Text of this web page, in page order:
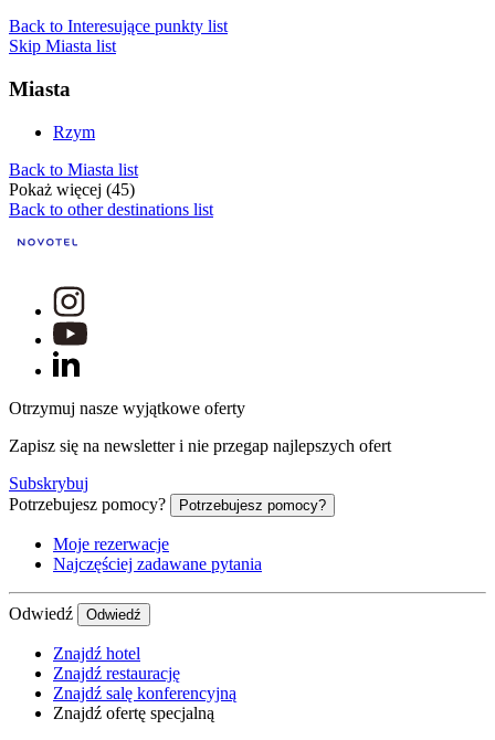
Back to Interesujące punkty list
Skip Miasta list
Miasta
Rzym
Back to Miasta list
Pokaż więcej (45)
Back to other destinations list
Otrzymuj nasze wyjątkowe oferty
Zapisz się na newsletter i nie przegap najlepszych ofert
Subskrybuj
Potrzebujesz pomocy?
Potrzebujesz pomocy?
Moje rezerwacje
Najczęściej zadawane pytania
Odwiedź Odwiedź
Znajdź hotel
Znajdź restaurację
Znajdź salę konferencyjną
Znajdź ofertę specjalną